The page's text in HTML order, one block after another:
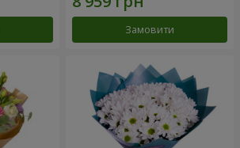
Замовити